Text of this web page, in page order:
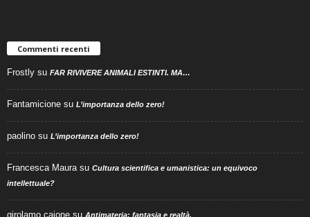
Commenti recenti
Frostly su FAR RIVIVERE ANIMALI ESTINTI. MA…
Fantamicione su L’importanza dello zero!
paolino su L’importanza dello zero!
Francesca Maura su Cultura scientifica e umanistica: un equivoco
intellettuale?
girolamo caione su Antimateria: fantasia e realtà.